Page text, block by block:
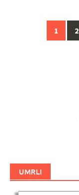
1 2
UMRLI